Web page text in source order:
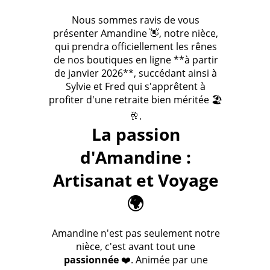
Nous sommes ravis de vous
présenter Amandine 👋, notre nièce,
qui prendra officiellement les rênes
de nos boutiques en ligne **à partir
de janvier 2026**, succédant ainsi à
Sylvie et Fred qui s'apprêtent à
profiter d'une retraite bien méritée 🏖️
🥂.
La passion
d'Amandine :
Artisanat et Voyage
🌍
Amandine n'est pas seulement notre
nièce, c'est avant tout une
passionnée❤️. Animée par une